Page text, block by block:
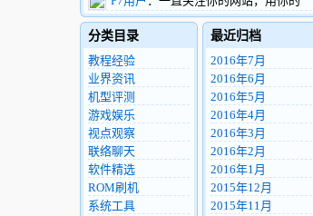
看到这条留言，希望您能把这个机器用的找
的东西包一份给我，非常感谢。
8972812@qq.com
ROM4年多了，中间换了2部华为手机。现
在用华为P7 电信版，很希望你能做P7的精
简优化ROM。
分类目录
教程经验
业界资讯
机型评测
游戏娱乐
视点观察
联络聊天
软件精选
ROM刷机
系统工具
最近归档
2016年7月
2016年6月
2016年5月
2016年4月
2016年3月
2016年2月
2016年1月
2015年12月
2015年11月